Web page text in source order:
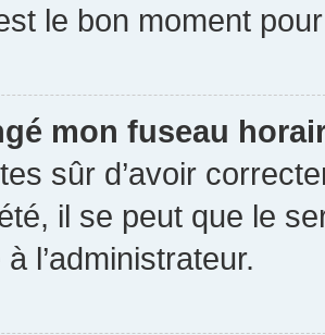
le bon moment
mon fuseau
sûr d’avoir
il se peut que le
l’administrateur.